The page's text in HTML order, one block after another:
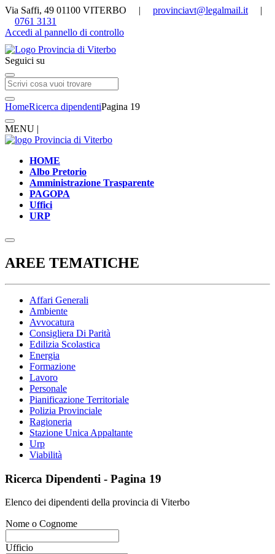
Via Saffi, 49 01100 VITERBO | provinciavt@legalmail.it |
0761 3131
Accedi al pannello di controllo
Seguici su
HomeRicerca dipendentiPagina 19
MENU |
HOME
Albo Pretorio
Amministrazione Trasparente
PAGOPA
Uffici
URP
AREE TEMATICHE
Affari Generali
Ambiente
Avvocatura
Consigliera Di Parità
Edilizia Scolastica
Energia
Formazione
Lavoro
Personale
Pianificazione Territoriale
Polizia Provinciale
Ragioneria
Stazione Unica Appaltante
Urp
Viabilità
Ricerca Dipendenti - Pagina 19
Elenco dei dipendenti della provincia di Viterbo
Nome o Cognome
Ufficio